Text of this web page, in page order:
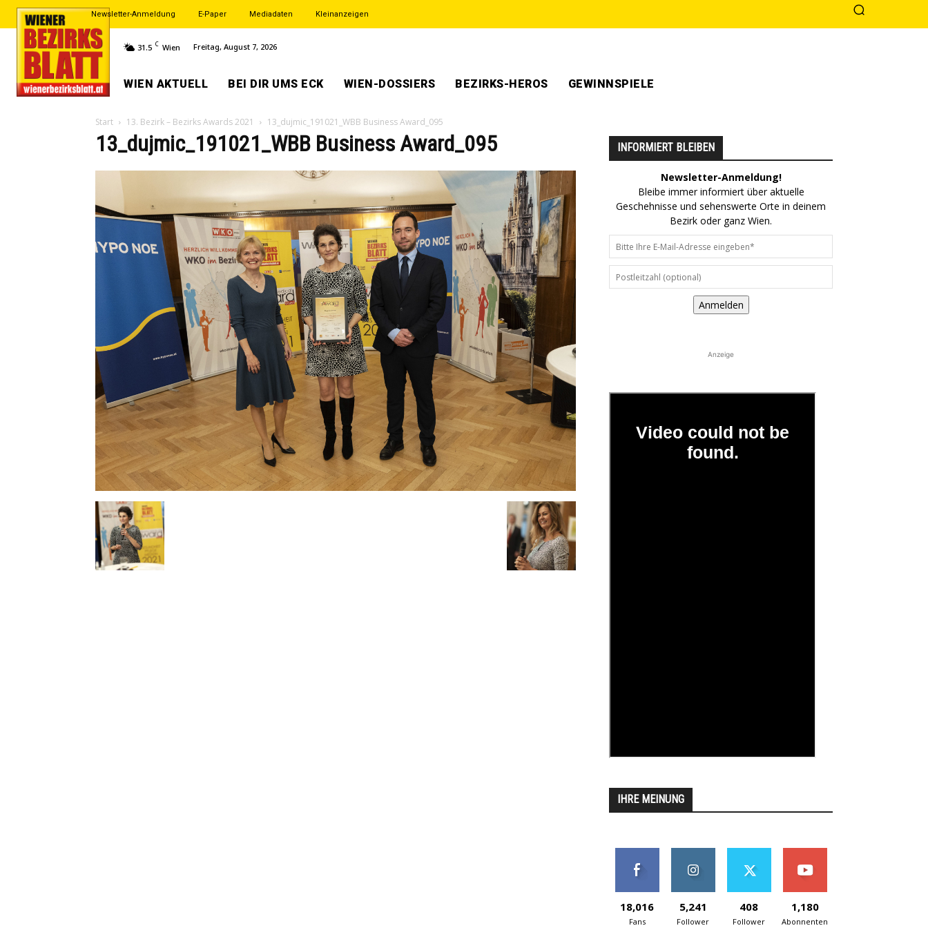
Newsletter-Anmeldung E-Paper Mediadaten Kleinanzeigen
31.5 C Wien Freitag, August 7, 2026
WIEN AKTUELL BEI DIR UMS ECK WIEN-DOSSIERS BEZIRKS-HEROS GEWINNSPIELE
Start 13. Bezirk – Bezirks Awards 2021 13_dujmic_191021_WBB Business Award_095
13_dujmic_191021_WBB Business Award_095 INFORMIERT BLEIBEN
Newsletter-Anmeldung!
Bleibe immer informiert über aktuelle
Geschehnisse und sehenswerte Orte in deinem
Bezirk oder ganz Wien.
Anmelden
Anzeige
IHRE MEINUNG
18,016
Fans
5,241
Follower
408
Follower
1,180
Abonnenten